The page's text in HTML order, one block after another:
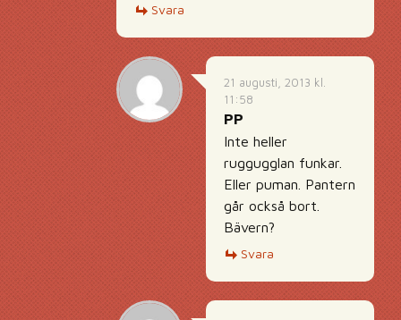
Svara
21 augusti, 2013 kl.
11:58
PP
Inte heller
ruggugglan funkar.
Eller puman. Pantern
går också bort.
Bävern?
Svara